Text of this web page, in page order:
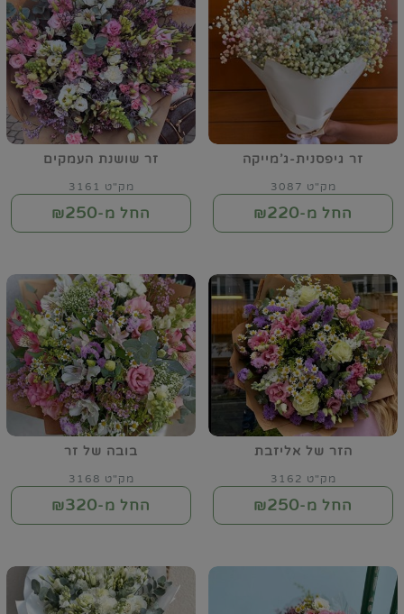
זר גיפסנית-ג'מייקה
מק"ט 3087
החל מ-₪220
זר שושנת העמקים
מק"ט 3161
החל מ-₪250
הזר של אליזבת
מק"ט 3162
החל מ-₪250
בובה של זר
מק"ט 3168
החל מ-₪320